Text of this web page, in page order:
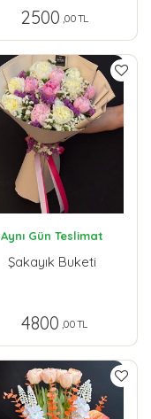
2500 ,00 TL
Aynı Gün Teslimat
Şakayık Buketi
4800 ,00 TL